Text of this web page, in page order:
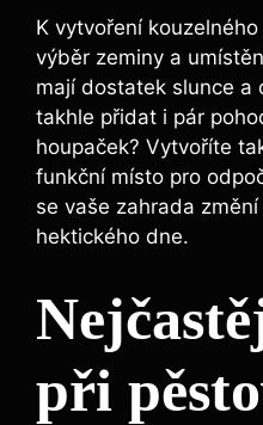
K vytvoření
výběr zeminy a
mají dostatek slunce a
takhle přidat⁤ i pár
houpaček? Vytvoříte
funkční místo pro
se vaše zahrada ⁣změní
hektického dne.
při